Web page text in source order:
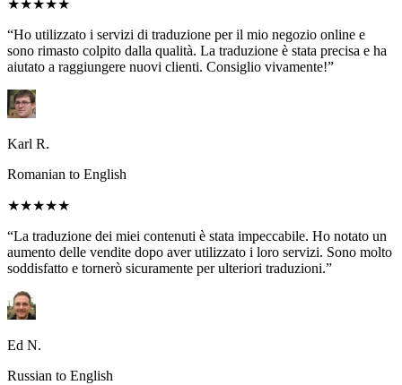
★★★★★
“Ho utilizzato i servizi di traduzione per il mio negozio online e
sono rimasto colpito dalla qualità. La traduzione è stata precisa e ha
aiutato a raggiungere nuovi clienti. Consiglio vivamente!”
Karl R.
Romanian to English
★★★★★
“La traduzione dei miei contenuti è stata impeccabile. Ho notato un
aumento delle vendite dopo aver utilizzato i loro servizi. Sono molto
soddisfatto e tornerò sicuramente per ulteriori traduzioni.”
Ed N.
Russian to English